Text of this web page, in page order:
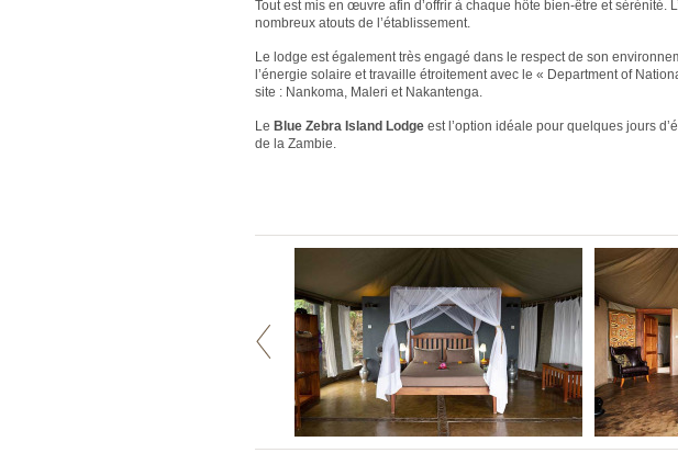
Tout est mis en œuvre afin d’offrir à chaque hôte bien-être et
nombreux atouts de l’établissement.
Le lodge est également très engagé dans le respect de son
l’énergie solaire et travaille étroitement avec le « Department of
site : Nankoma, Maleri et Nakantenga.
Le Blue Zebra Island Lodge est l’option idéale pour quelques jours
de la Zambie.